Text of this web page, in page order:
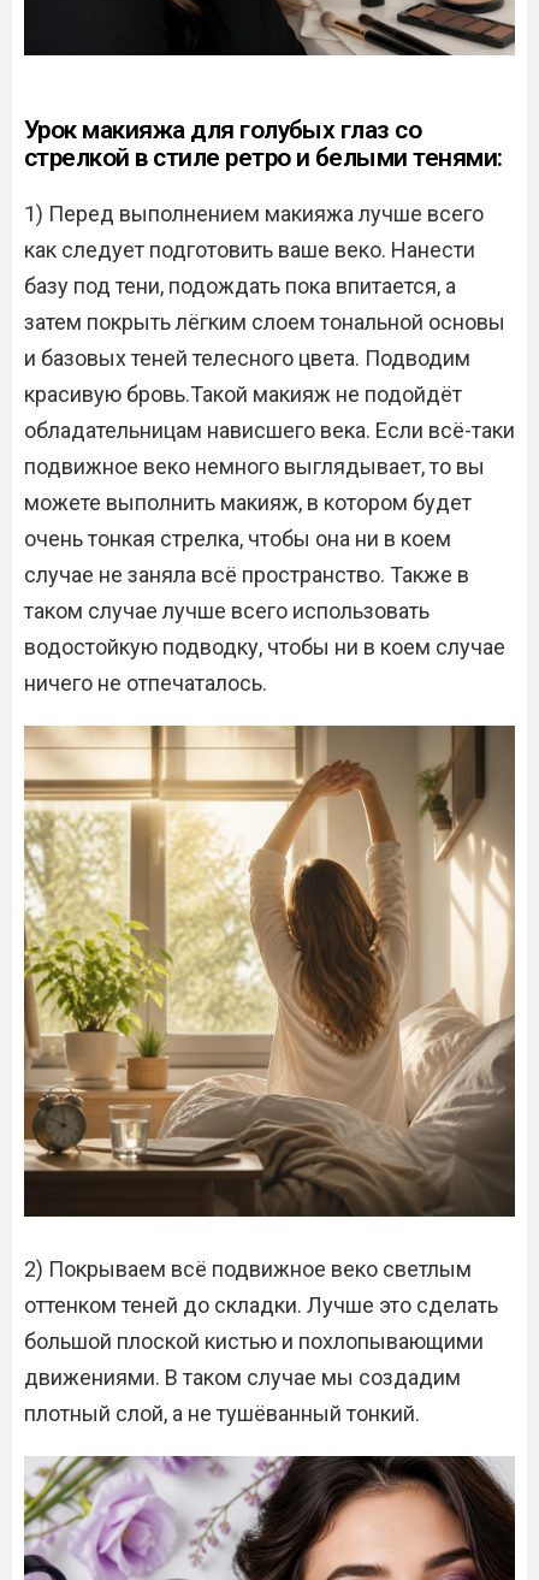
Урок макияжа для голубых глаз со
стрелкой в стиле ретро и белыми тенями:
1) Перед выполнением макияжа лучше всего
как следует подготовить ваше веко. Нанести
базу под тени, подождать пока впитается, а
затем покрыть лёгким слоем тональной основы
и базовых теней телесного цвета. Подводим
красивую бровь.Такой макияж не подойдёт
обладательницам нависшего века. Если всё-таки
подвижное веко немного выглядывает, то вы
можете выполнить макияж, в котором будет
очень тонкая стрелка, чтобы она ни в коем
случае не заняла всё пространство. Также в
таком случае лучше всего использовать
водостойкую подводку, чтобы ни в коем случае
ничего не отпечаталось.
2) Покрываем всё подвижное веко светлым
оттенком теней до складки. Лучше это сделать
большой плоской кистью и похлопывающими
движениями. В таком случае мы создадим
плотный слой, а не тушёванный тонкий.